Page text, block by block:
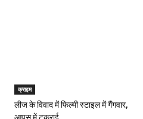
क्राइम
लीज के विवाद में फिल्मी स्टाइल में गैंगवार,